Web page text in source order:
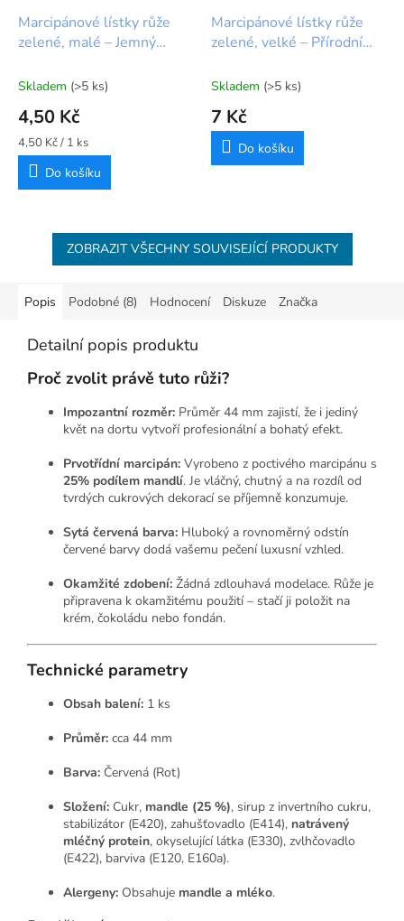
Marcipánové lístky růže
zelené, malé – Jemný
Skladem (>5 ks)
4,50 Kč
Měrná
cena:
4,50 Kč / 1 ks
Do košíku
Marcipánové lístky růže
zelené, velké – Přírodní
Skladem (>5 ks)
7 Kč
Do košíku
ZOBRAZIT VŠECHNY SOUVISEJÍCÍ PRODUKTY
Popis Podobné (8) Hodnocení Diskuze Značka
Detailní popis produktu
Proč zvolit právě tuto růži?
Impozantní rozměr: Průměr 44 mm zajistí, že i jediný
květ na dortu vytvoří profesionální a bohatý efekt.
Prvotřídní marcipán: Vyrobeno z poctivého marcipánu s
25% podílem mandlí. Je vláčný, chutný a na rozdíl od
tvrdých cukrových dekorací se příjemně konzumuje.
Sytá červená barva: Hluboký a rovnoměrný odstín
červené barvy dodá vašemu pečení luxusní vzhled.
Okamžité zdobení: Žádná zdlouhavá modelace. Růže je
připravena k okamžitému použití – stačí ji položit na
krém, čokoládu nebo fondán.
Technické parametry
Obsah balení: 1 ks
Průměr: cca 44 mm
Barva: Červená (Rot)
Složení: Cukr, mandle (25 %), sirup z invertního cukru,
stabilizátor (E420), zahušťovadlo (E414), natrávený
mléčný protein, okyselující látka (E330), zvlhčovadlo
(E422), barviva (E120, E160a).
Alergeny: Obsahuje mandle a mléko.